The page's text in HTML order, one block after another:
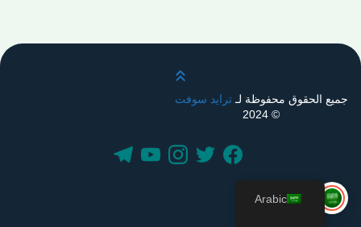
قم بالتمرير لأعلى
جميع الحقوق محفوظة لـترايد سوفت
© 2024
Arabic